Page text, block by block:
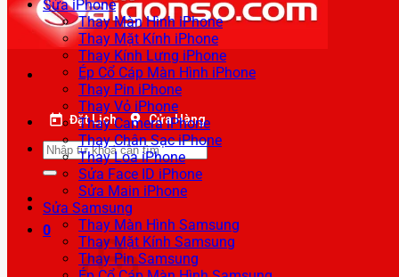
Đặt Lịch Cửa Hàng
Tìm
kiếm:
0
Sửa iPhone
Thay Màn Hình iPhone
Thay Mặt Kính iPhone
Thay Kính Lưng iPhone
Ép Cổ Cáp Màn Hình iPhone
Thay Pin iPhone
Thay Vỏ iPhone
Thay Camera iPhone
Thay Chân Sạc iPhone
Thay Loa iPhone
Sửa Face ID iPhone
Sửa Main iPhone
Sửa Samsung
Thay Màn Hình Samsung
Thay Mặt Kính Samsung
Thay Pin Samsung